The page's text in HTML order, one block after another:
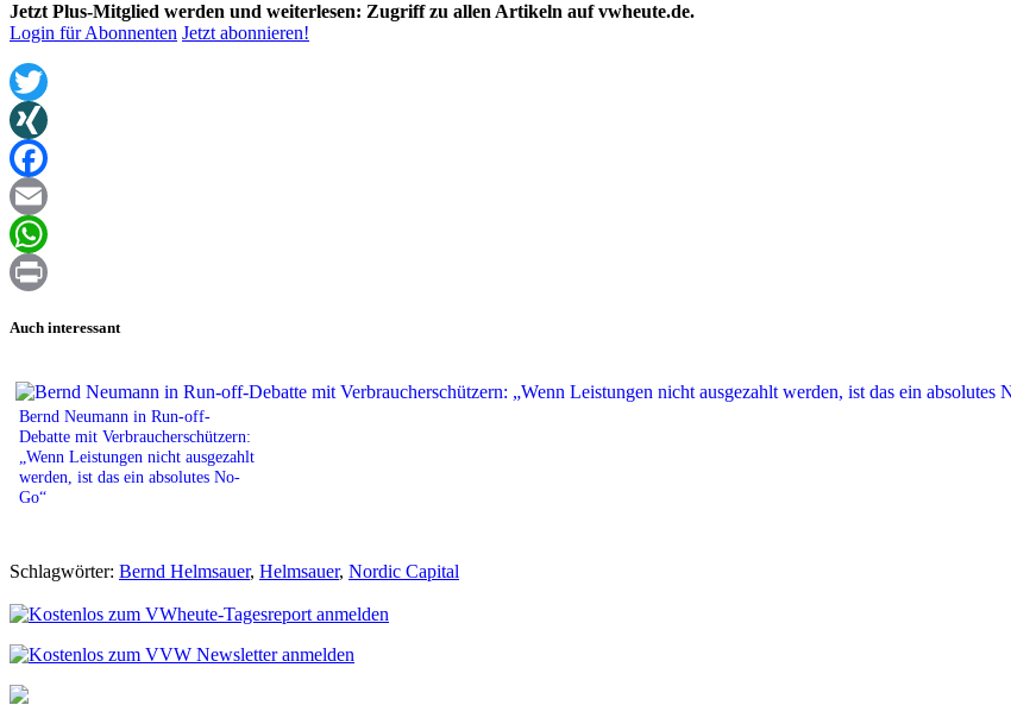
Jetzt Plus-Mitglied werden und weiterlesen: Zugriff zu allen Artikeln auf vwheute.de.
Login für Abonnenten Jetzt abonnieren!
Twitter
XING
Facebook
Email
WhatsApp
Auch interessant
Bernd Neumann in Run-off-
Debatte mit Verbraucherschützern:
„Wenn Leistungen nicht ausgezahlt
werden, ist das ein absolutes No-
Go“
Schlagwörter: Bernd Helmsauer, Helmsauer, Nordic Capital